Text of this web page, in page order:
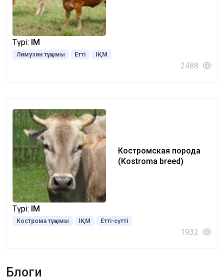
Түрі: ІҚМ
Лимузин тұқымы Етті ІҚМ
2488
Костромская порода
(Kostroma breed)
Түрі: ІҚМ
Кострома тұқымы ІҚМ Етті-сүтті
1932
Блоги